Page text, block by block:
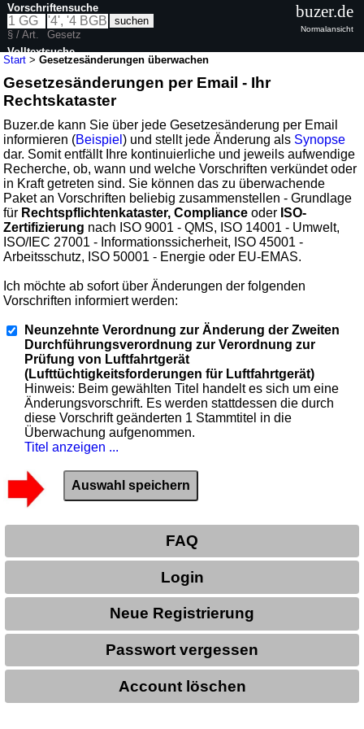
Start >Gesetzesänderungen überwachen
Gesetzesänderungen per Email - Ihr
Rechtskataster
Buzer.de kann Sie über jede Gesetzesänderung per Email
informieren (Beispiel) und stellt jede Änderung als Synopse
dar. Somit entfällt Ihre kontinuierliche und jeweils aufwendige
Recherche, ob, wann und welche Vorschriften verkündet oder
in Kraft getreten sind. Sie können das zu überwachende
Paket an Vorschriften beliebig zusammenstellen - Grundlage
für Rechtspflichtenkataster, Compliance oder ISO-
Zertifizierung nach ISO 9001 - QMS, ISO 14001 - Umwelt,
ISO/IEC 27001 - Informationssicherheit, ISO 45001 -
Arbeitsschutz, ISO 50001 - Energie oder EU-EMAS.
Ich möchte ab sofort über Änderungen der folgenden
Vorschriften informiert werden:
Neunzehnte Verordnung zur Änderung der Zweiten
Durchführungsverordnung zur Verordnung zur
Prüfung von Luftfahrtgerät
(Lufttüchtigkeitsforderungen für Luftfahrtgerät)
Hinweis: Beim gewählten Titel handelt es sich um eine
Änderungsvorschrift. Es werden stattdessen die durch
diese Vorschrift geänderten 1 Stammtitel in die
Überwachung aufgenommen.
Titel anzeigen ...
FAQ
Login
Neue Registrierung
Passwort vergessen
Account löschen
Vorschriftensuche
§ / Art.
Gesetz
Volltextsuche
buzer.de
Normalansicht